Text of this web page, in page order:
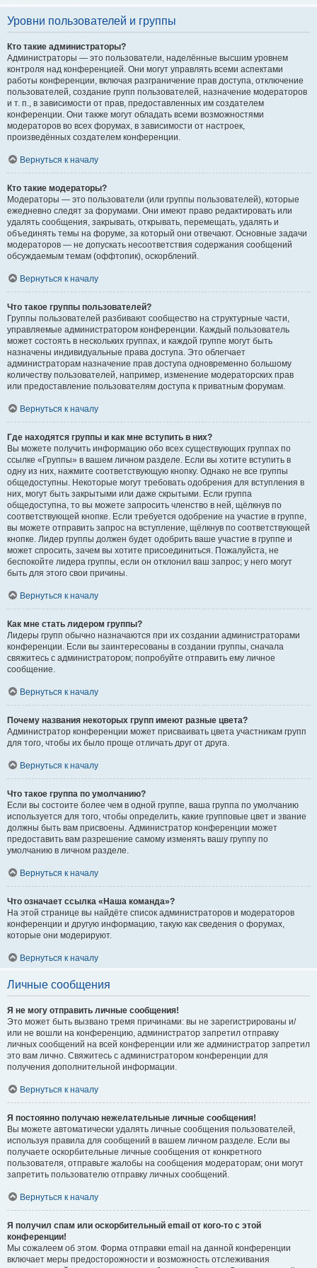
Уровни пользователей и группы
Кто такие администраторы?
Администраторы — это пользователи, наделённые высшим уровнем
контроля над конференцией. Они могут управлять всеми аспектами
работы конференции, включая разграничение прав доступа, отключение
пользователей, создание групп пользователей, назначение модераторов
и т. п., в зависимости от прав, предоставленных им создателем
конференции. Они также могут обладать всеми возможностями
модераторов во всех форумах, в зависимости от настроек,
произведённых создателем конференции.
Вернуться к началу
Кто такие модераторы?
Модераторы — это пользователи (или группы пользователей), которые
ежедневно следят за форумами. Они имеют право редактировать или
удалять сообщения, закрывать, открывать, перемещать, удалять и
объединять темы на форуме, за который они отвечают. Основные задачи
модераторов — не допускать несоответствия содержания сообщений
обсуждаемым темам (оффтопик), оскорблений.
Вернуться к началу
Что такое группы пользователей?
Группы пользователей разбивают сообщество на структурные части,
управляемые администратором конференции. Каждый пользователь
может состоять в нескольких группах, и каждой группе могут быть
назначены индивидуальные права доступа. Это облегчает
администраторам назначение прав доступа одновременно большому
количеству пользователей, например, изменение модераторских прав
или предоставление пользователям доступа к приватным форумам.
Вернуться к началу
Где находятся группы и как мне вступить в них?
Вы можете получить информацию обо всех существующих группах по
ссылке «Группы» в вашем личном разделе. Если вы хотите вступить в
одну из них, нажмите соответствующую кнопку. Однако не все группы
общедоступны. Некоторые могут требовать одобрения для вступления в
них, могут быть закрытыми или даже скрытыми. Если группа
общедоступна, то вы можете запросить членство в ней, щёлкнув по
соответствующей кнопке. Если требуется одобрение на участие в группе,
вы можете отправить запрос на вступление, щёлкнув по соответствующей
кнопке. Лидер группы должен будет одобрить ваше участие в группе и
может спросить, зачем вы хотите присоединиться. Пожалуйста, не
беспокойте лидера группы, если он отклонил ваш запрос; у него могут
быть для этого свои причины.
Вернуться к началу
Как мне стать лидером группы?
Лидеры групп обычно назначаются при их создании администраторами
конференции. Если вы заинтересованы в создании группы, сначала
свяжитесь с администратором; попробуйте отправить ему личное
сообщение.
Вернуться к началу
Почему названия некоторых групп имеют разные цвета?
Администратор конференции может присваивать цвета участникам групп
для того, чтобы их было проще отличать друг от друга.
Вернуться к началу
Что такое группа по умолчанию?
Если вы состоите более чем в одной группе, ваша группа по умолчанию
используется для того, чтобы определить, какие групповые цвет и звание
должны быть вам присвоены. Администратор конференции может
предоставить вам разрешение самому изменять вашу группу по
умолчанию в личном разделе.
Вернуться к началу
Что означает ссылка «Наша команда»?
На этой странице вы найдёте список администраторов и модераторов
конференции и другую информацию, такую как сведения о форумах,
которые они модерируют.
Вернуться к началу
Личные сообщения
Я не могу отправить личные сообщения!
Это может быть вызвано тремя причинами: вы не зарегистрированы и/
или не вошли на конференцию, администратор запретил отправку
личных сообщений на всей конференции или же администратор запретил
это вам лично. Свяжитесь с администратором конференции для
получения дополнительной информации.
Вернуться к началу
Я постоянно получаю нежелательные личные сообщения!
Вы можете автоматически удалять личные сообщения пользователей,
используя правила для сообщений в вашем личном разделе. Если вы
получаете оскорбительные личные сообщения от конкретного
пользователя, отправьте жалобы на сообщения модераторам; они могут
запретить пользователю отправку личных сообщений.
Вернуться к началу
Я получил спам или оскорбительный email от кого-то с этой
конференции!
Мы сожалеем об этом. Форма отправки email на данной конференции
включает меры предосторожности и возможность отслеживания